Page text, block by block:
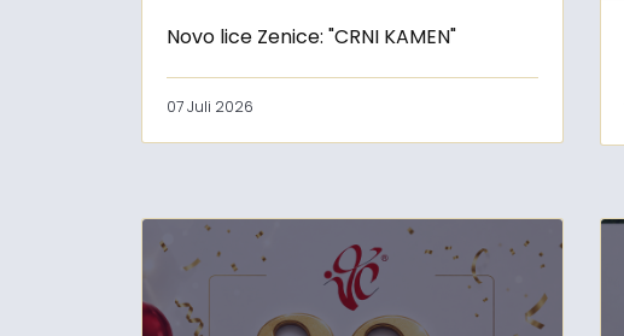
Novo lice Zenice: "CRNI KAMEN"
07 Juli 2026